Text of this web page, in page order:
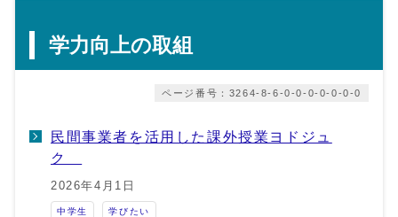
学力向上の取組
ページ番号：3264-8-6-0-0-0-0-0-0-0
民間事業者を活用した課外授業ヨドジュ
ク
2026年4月1日
中学生 学びたい